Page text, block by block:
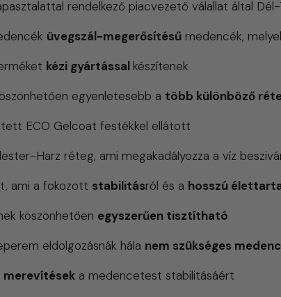
rendelkező piacvezető válallat által
üvegszál-megerősítésű medencék,
kézi gyártással készítenek
egyenletesebb a több különböző
ECO Gelcoat festékkel ellátott
Harz réteg, ami megakadályozza a víz
ami a fokozott stabilitásról és a hosszú
köszönhetően egyszerűen tisztítható
eldolgozásnák hála nem szükséges
a medencetest stabilitásáért